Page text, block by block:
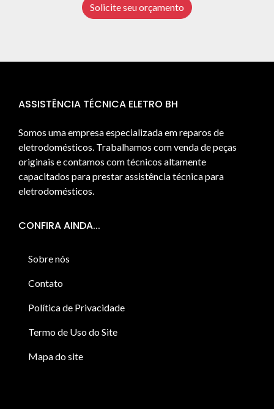
Solicite seu orçamento
ASSISTÊNCIA TÉCNICA ELETRO BH
Somos uma empresa especializada em reparos de
eletrodomésticos. Trabalhamos com venda de peças
originais e contamos com técnicos altamente
capacitados para prestar assistência técnica para
eletrodomésticos.
CONFIRA AINDA...
Sobre nós
Contato
Política de Privacidade
Termo de Uso do Site
Mapa do site